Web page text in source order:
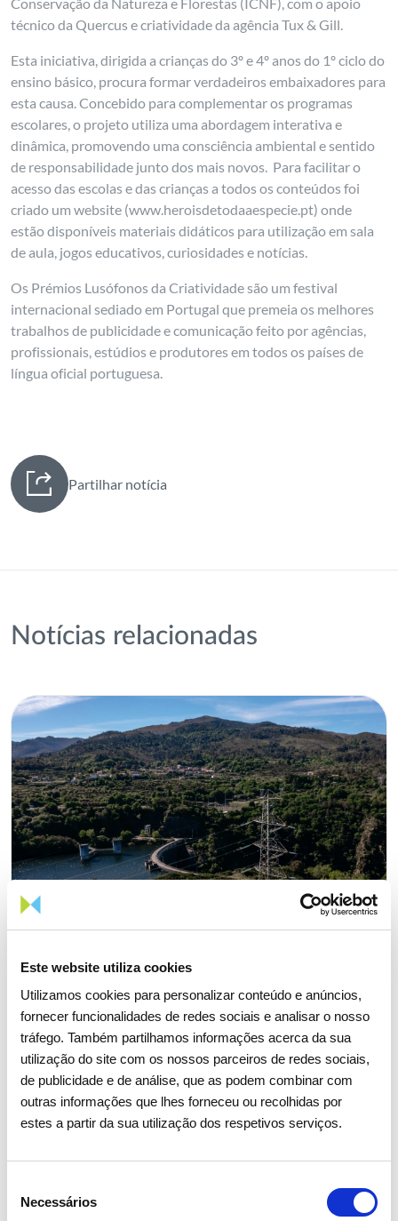
Este website utiliza cookies
Utilizamos cookies para personalizar conteúdo e anúncios,
fornecer funcionalidades de redes sociais e analisar o nosso
tráfego. Também partilhamos informações acerca da sua
utilização do site com os nossos parceiros de redes sociais,
de publicidade e de análise, que as podem combinar com
outras informações que lhes forneceu ou recolhidas por
estes a partir da sua utilização dos respetivos serviços.
Necessários
técnico da Quercus e criatividade da agência Tux & Gill.
Esta iniciativa, dirigida a crianças do 3º e 4º anos do 1º ciclo do
ensino básico, procura formar verdadeiros embaixadores para
esta causa. Concebido para complementar os programas
escolares, o projeto utiliza uma abordagem interativa e
dinâmica, promovendo uma consciência ambiental e sentido
de responsabilidade junto dos mais novos. Para facilitar o
acesso das escolas e das crianças a todos os conteúdos foi
criado um website (www.heroisdetodaaespecie.pt) onde
estão disponíveis materiais didáticos para utilização em sala
de aula, jogos educativos, curiosidades e notícias.
Os Prémios Lusófonos da Criatividade são um festival
internacional sediado em Portugal que premeia os melhores
trabalhos de publicidade e comunicação feito por agências,
profissionais, estúdios e produtores em todos os países de
língua oficial portuguesa.
Partilhar notícia
Notícias relacionadas
05 AGOSTO 2026
Revista TIME volta a distinguir
REN como uma das empresas
mais sustentáveis do mundo